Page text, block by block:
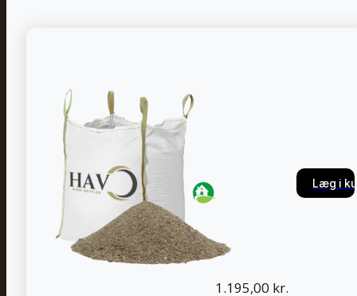
1.195,00 kr.
Læg i